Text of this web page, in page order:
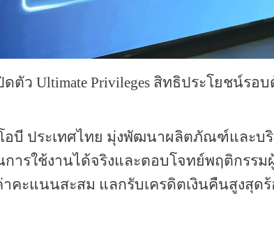
ดตัวUltimate Privileges สิทธิประโยชน์รอ
อบี ประเทศไทย มุ่งพัฒนาผลิตภัณฑ์และบ
การใช้งานได้จริงและตอบโจทย์พฤติกรร
คะแนนสะสม แลกรับเครดิตเงินคืนสูงสุดร้